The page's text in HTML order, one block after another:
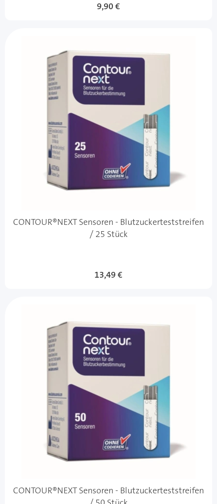
9,90 €
CONTOUR®NEXT Sensoren - Blutzuckerteststreifen
/ 25 Stück
13,49 €
CONTOUR®NEXT Sensoren - Blutzuckerteststreifen